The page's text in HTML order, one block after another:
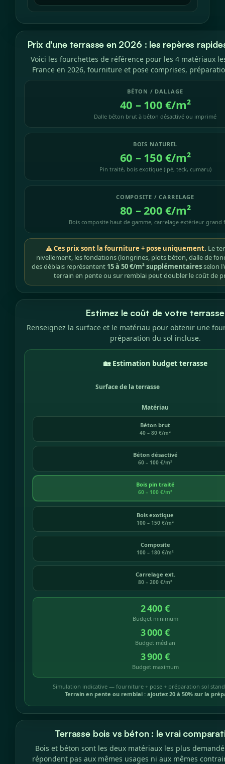
Prix d'une terrasse en 2026 : les repères
Voici les fourchettes de référence pour les 4 matériaux
France en 2026, fourniture et pose comprises,
BÉTON / DALLAGE
40 – 100 €/m²
Dalle béton brut à béton désactivé ou imprimé
BOIS NATUREL
60 – 150 €/m²
Pin traité, bois exotique (ipé, teck, cumaru)
COMPOSITE / CARRELAGE
80 – 200 €/m²
Bois composite haut de gamme, carrelage extérieur grand
⚠ Ces prix sont la fourniture + pose uniquement. Le
nivellement, les fondations (longrines, plots béton, dalle de
des déblais représentent 15 à 50 €/m² supplémentairesselon
terrain en pente ou sur remblai peut doubler le coût de
Estimez le coût de votre terrasse
Renseignez la surface et le matériau pour obtenir une
préparation du sol incluse.
🏡 Estimation budget terrasse
Surface de la terrasse
Matériau
Béton brut
40 – 80 €/m²
Béton désactivé
60 – 100 €/m²
Bois pin traité
60 – 100 €/m²
Bois exotique
100 – 150 €/m²
Composite
100 – 180 €/m²
Carrelage ext.
80 – 200 €/m²
2 400 €
Budget minimum
3 000 €
Budget médian
3 900 €
Budget maximum
Simulation indicative — fourniture + pose + préparation sol
Terrain en pente ou remblai : ajoutez 20 à 50% sur la
Terrasse bois vs béton : le vrai
Bois et béton sont les deux matériaux les plus
répondent pas aux mêmes usages ni aux mêmes